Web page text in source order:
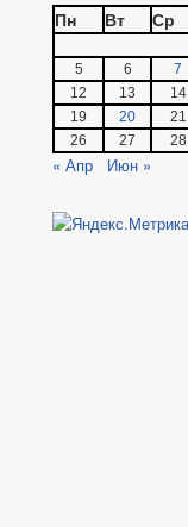
Пн
Вт Ср
5
6 7
12
13 14
19
20 21
26
27 28
« Апр Июн »